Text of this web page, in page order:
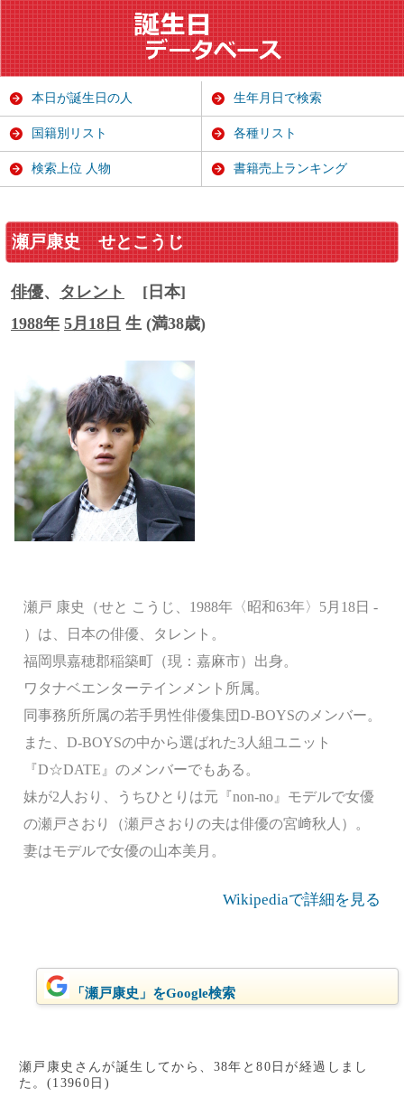
瀬戸康史 せとこうじ
俳優、 タレント
[日本]
1988年 5月18日 生 (満38歳)
瀬戸 康史（せと こうじ、1988年〈昭和63年〉5月18日 -
）は、日本の俳優、タレント。
福岡県嘉穂郡稲築町（現：嘉麻市）出身。
ワタナベエンターテインメント所属。
同事務所所属の若手男性俳優集団D-BOYSのメンバー。
また、D-BOYSの中から選ばれた3人組ユニット
『D☆DATE』のメンバーでもある。
妹が2人おり、うちひとりは元『non-no』モデルで女優
の瀬戸さおり（瀬戸さおりの夫は俳優の宮﨑秋人）。
妻はモデルで女優の山本美月。
Wikipediaで詳細を見る
「瀬戸康史」をGoogle検索
瀬戸康史さんが誕生してから、38年と80日が経過しまし
た。(13960日)
本日が誕生日の人 生年月日で検索
国籍別リスト 各種リスト
検索上位 人物 書籍売上ランキング